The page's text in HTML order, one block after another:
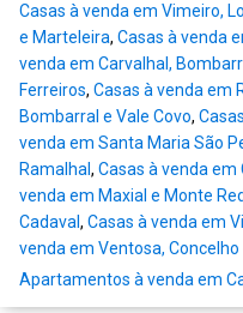
Casas à venda em Vimeiro,
e Marteleira, Casas à venda
venda em Carvalhal,
Ferreiros, Casas à venda em
Bombarral e Vale Covo,
venda em Santa Maria São
Ramalhal, Casas à venda em
venda em Maxial e Monte
Cadaval, Casas à venda em
venda em Ventosa,
Apartamentos à venda em